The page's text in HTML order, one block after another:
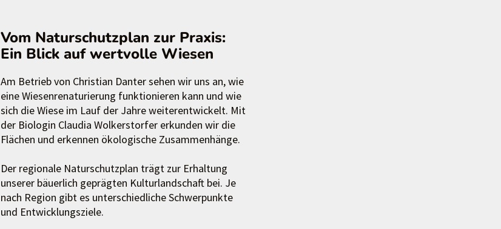
Vom Naturschutzplan zur Praxis:
Ein Blick auf wertvolle Wiesen
Am Betrieb von Christian Danter sehen wir uns an, wie
eine Wiesenrenaturierung funktionieren kann und wie
sich die Wiese im Lauf der Jahre weiterentwickelt. Mit
der Biologin Claudia Wolkerstorfer erkunden wir die
Flächen und erkennen ökologische Zusammenhänge.
Der regionale Naturschutzplan trägt zur Erhaltung
unserer bäuerlich geprägten Kulturlandschaft bei. Je
nach Region gibt es unterschiedliche Schwerpunkte
und Entwicklungsziele.